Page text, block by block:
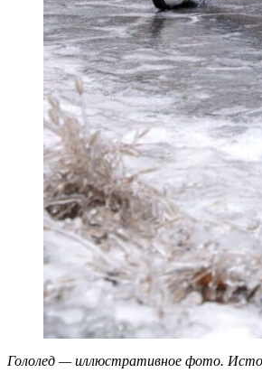
Гололед — иллюстративное фото.